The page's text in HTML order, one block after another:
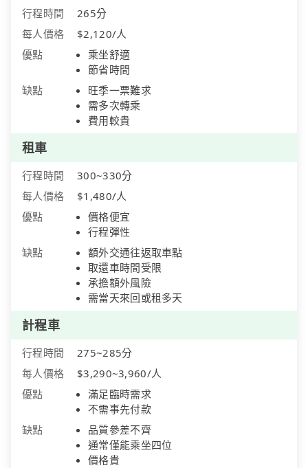
行程時間
265分
每人價格
$2,120/人
優點
乘坐舒適
節省時間
缺點
旺季一票難求
需多次轉乘
費用較貴
租車
行程時間
300~330分
每人價格
$1,480/人
優點
價格便宜
行程彈性
缺點
額外交通往返取車點
取還車時間受限
承擔額外風險
需當天來回或租多天
計程車
行程時間
275~285分
每人價格
$3,290~3,960/人
優點
滿足臨時需求
不需事先付款
缺點
品質參差不齊
通常僅能乘坐四位
價格貴